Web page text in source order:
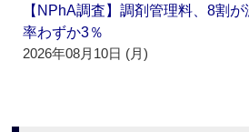
【NPhA調査】調剤管理料、8割
率わずか3％
2026年08月10日 (月)